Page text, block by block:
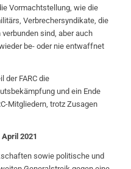
Vormachtstellung, wie die
Verbrechersyndikate, die
sind, aber auch
be- oder nie entwaffnet
der FARC die
und ein Ende
Mitgliedern, trotz Zusagen
2021
sowie politische und